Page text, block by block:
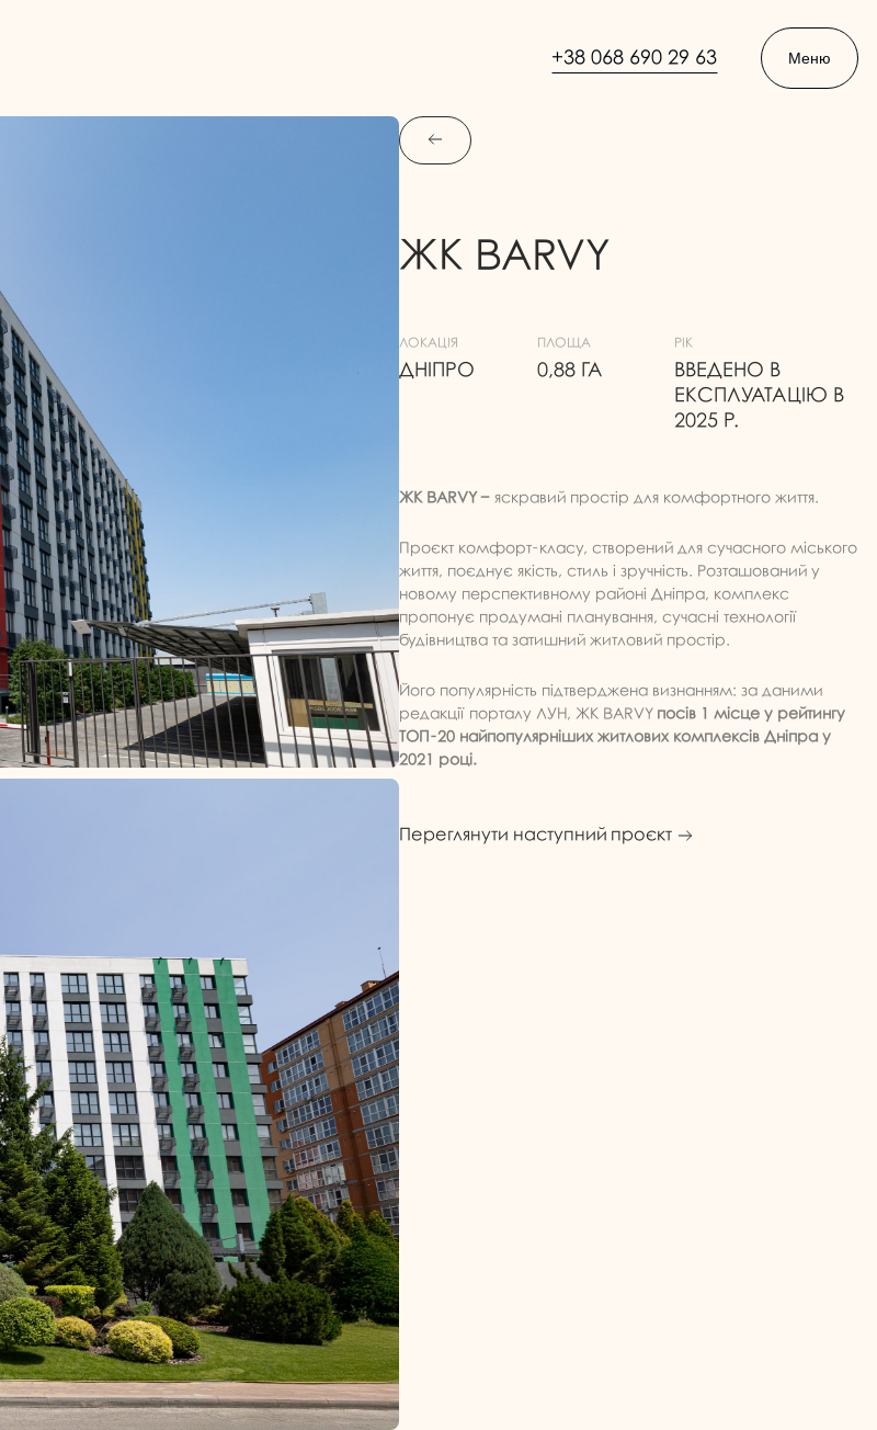
+38 068 690 29 63 Меню
ЖК BARVY
ЛОКАЦІЯ
ДНІПРО
ПЛОЩА
0,88 ГА
РІК
ВВЕДЕНО В
ЕКСПЛУАТАЦІЮ В
2025 Р.
ЖК BARVY −яскравий простір для комфортного життя.
Проєкт комфорт-класу, створений для сучасного міського
життя, поєднує якість, стиль і зручність. Розташований у
новому перспективному районі Дніпра, комплекс
пропонує продумані планування, сучасні технології
будівництва та затишний житловий простір.
Його популярність підтверджена визнанням: за даними
редакції порталу ЛУН, ЖК BARVY посів 1 місце у рейтингу
ТОП-20 найпопулярніших житлових комплексів Дніпра у
2021 році.
Переглянути наступний проєкт